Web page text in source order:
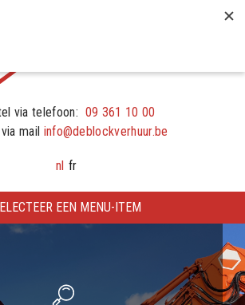
via telefoon: 09 361 10 00
mail info@deblockverhuur.be
nl fr
EEN MENU-ITEM